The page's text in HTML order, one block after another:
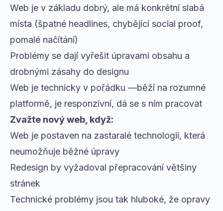
Web je v základu dobrý, ale má konkrétní slabá
místa (špatné headlines, chybějící social proof,
pomalé načítání)
Problémy se dají vyřešit úpravami obsahu a
drobnými zásahy do designu
Web je technicky v pořádku —běží na rozumné
platformě, je responzivní, dá se s ním pracovat
Zvažte nový web, když:
Web je postaven na zastaralé technologii, která
neumožňuje běžné úpravy
Redesign by vyžadoval přepracování většiny
stránek
Technické problémy jsou tak hluboké, že opravy